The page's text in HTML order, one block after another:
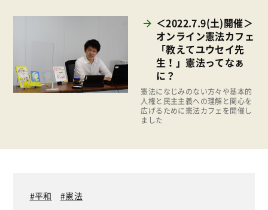
消費者
陽だまり
地場野菜
＜2022.7.9(土)開催＞
オンライン憲法カフェ
「教えてユウセイ先
生！」憲法ってなぁ
に？
憲法になじみのない方々や基本的
人権と民主主義への理解と関心を
広げるために憲法カフェを開催し
ました
平和 憲法